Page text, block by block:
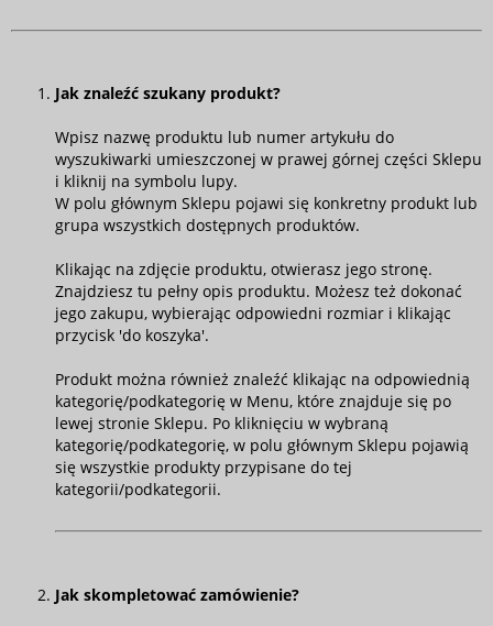
Jak znaleźć szukany produkt?
Wpisz nazwę produktu lub numer artykułu do
wyszukiwarki umieszczonej w prawej górnej części Sklepu
i kliknij na symbolu lupy.
W polu głównym Sklepu pojawi się konkretny produkt lub
grupa wszystkich dostępnych produktów.
Klikając na zdjęcie produktu, otwierasz jego stronę.
Znajdziesz tu pełny opis produktu. Możesz też dokonać
jego zakupu, wybierając odpowiedni rozmiar i klikając
przycisk 'do koszyka'.
Produkt można również znaleźć klikając na odpowiednią
kategorię/podkategorię w Menu, które znajduje się po
lewej stronie Sklepu. Po kliknięciu w wybraną
kategorię/podkategorię, w polu głównym Sklepu pojawią
się wszystkie produkty przypisane do tej
kategorii/podkategorii.
Jak skompletować zamówienie?